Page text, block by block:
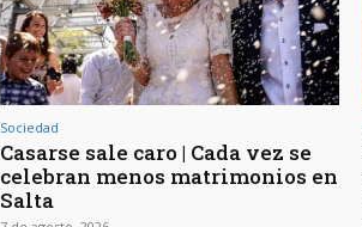
Sociedad
Casarse sale caro | Cada vez se
celebran menos matrimonios en
Salta